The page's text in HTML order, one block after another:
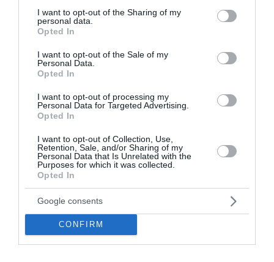
not limited to your visit or usage behaviour. You may click to
grant or deny consent to Google and its third-party tags to
use your data for below specified purposes in below Google
consent section.
I want to opt-out of the Sharing of my
personal data.
Opted In
I want to opt-out of the Sale of my
Personal Data.
Opted In
I want to opt-out of processing my
Personal Data for Targeted Advertising.
Opted In
I want to opt-out of Collection, Use,
Retention, Sale, and/or Sharing of my
Personal Data that Is Unrelated with the
Purposes for which it was collected.
Opted In
Google consents
CONFIRM
πλαίσιο εποπτείας της Τεχνητής Νοημοσύνης,
επικαλούμενη λόγους εθνικής ασφάλειας.
Αντιδράσεις για την έλλειψη διαφάνειας και τις
08:38 | 05 Αυγούστου 2026